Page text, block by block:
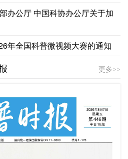
办公厅 中国科协办公厅关于加
年全国科普微视频大赛的通知
更多>>